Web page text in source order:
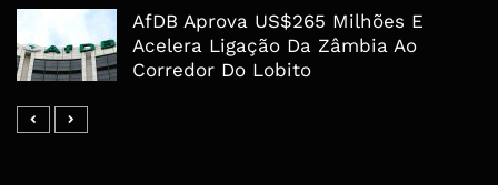
AfDB Aprova US$265 Milhões E
Acelera Ligação Da Zâmbia Ao
Corredor Do Lobito